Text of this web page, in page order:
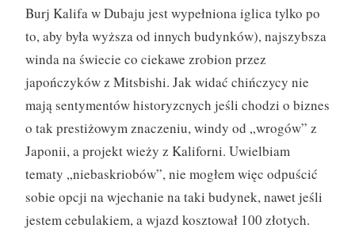
Burj Kalifa w Dubaju jest wypełniona iglica tylko po
to, aby była wyższa od innych budynków), najszybsza
winda na świecie co ciekawe zrobion przez
japończyków z Mitsbishi. Jak widać chińczycy nie
mają sentymentów historyzcnych jeśli chodzi o biznes
o tak prestiżowym znaczeniu, windy od „wrogów” z
Japonii, a projekt wieży z Kaliforni. Uwielbiam
tematy „niebaskriobów”, nie mogłem więc odpuścić
sobie opcji na wjechanie na taki budynek, nawet jeśli
jestem cebulakiem, a wjazd kosztował 100 złotych.